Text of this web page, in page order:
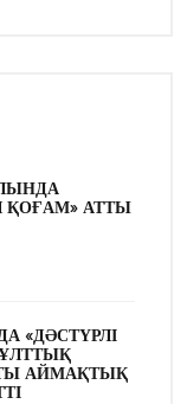
АТТЫ
«ДӘСТҮРЛІ
АЙМАҚТЫҚ